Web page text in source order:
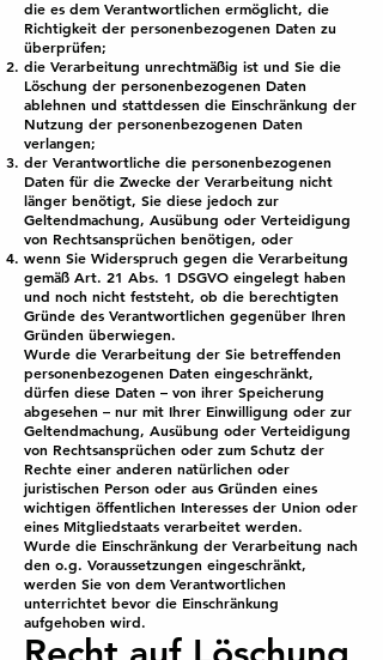
die es dem Verantwortlichen ermöglicht, die
Richtigkeit der personenbezogenen Daten zu
überprüfen;
die Verarbeitung unrechtmäßig ist und Sie die
Löschung der personenbezogenen Daten
ablehnen und stattdessen die Einschränkung der
Nutzung der personenbezogenen Daten
verlangen;
der Verantwortliche die personenbezogenen
Daten für die Zwecke der Verarbeitung nicht
länger benötigt, Sie diese jedoch zur
Geltendmachung, Ausübung oder Verteidigung
von Rechtsansprüchen benötigen, oder
wenn Sie Widerspruch gegen die Verarbeitung
gemäß Art. 21 Abs. 1 DSGVO eingelegt haben
und noch nicht feststeht, ob die berechtigten
Gründe des Verantwortlichen gegenüber Ihren
Gründen überwiegen.
Wurde die Verarbeitung der Sie betreffenden
personenbezogenen Daten eingeschränkt,
dürfen diese Daten – von ihrer Speicherung
abgesehen – nur mit Ihrer Einwilligung oder zur
Geltendmachung, Ausübung oder Verteidigung
von Rechtsansprüchen oder zum Schutz der
Rechte einer anderen natürlichen oder
juristischen Person oder aus Gründen eines
wichtigen öffentlichen Interesses der Union oder
eines Mitgliedstaats verarbeitet werden.
Wurde die Einschränkung der Verarbeitung nach
den o.g. Voraussetzungen eingeschränkt,
werden Sie von dem Verantwortlichen
unterrichtet bevor die Einschränkung
aufgehoben wird.